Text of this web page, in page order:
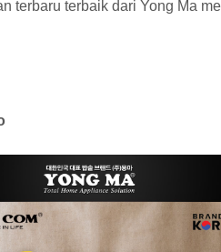
terbaru terbaik dari Yong Ma